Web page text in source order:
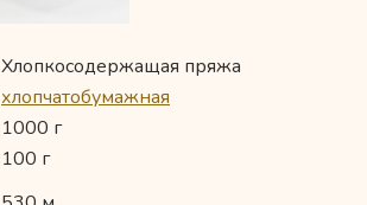
Хлопкосодержащая пряжа
хлопчатобумажная
1000 г
100 г